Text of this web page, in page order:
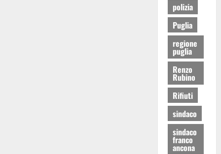
polizia
Puglia
regione
puglia
Renzo
Rubino
Rifiuti
sindaco
sindaco
franco
ancona